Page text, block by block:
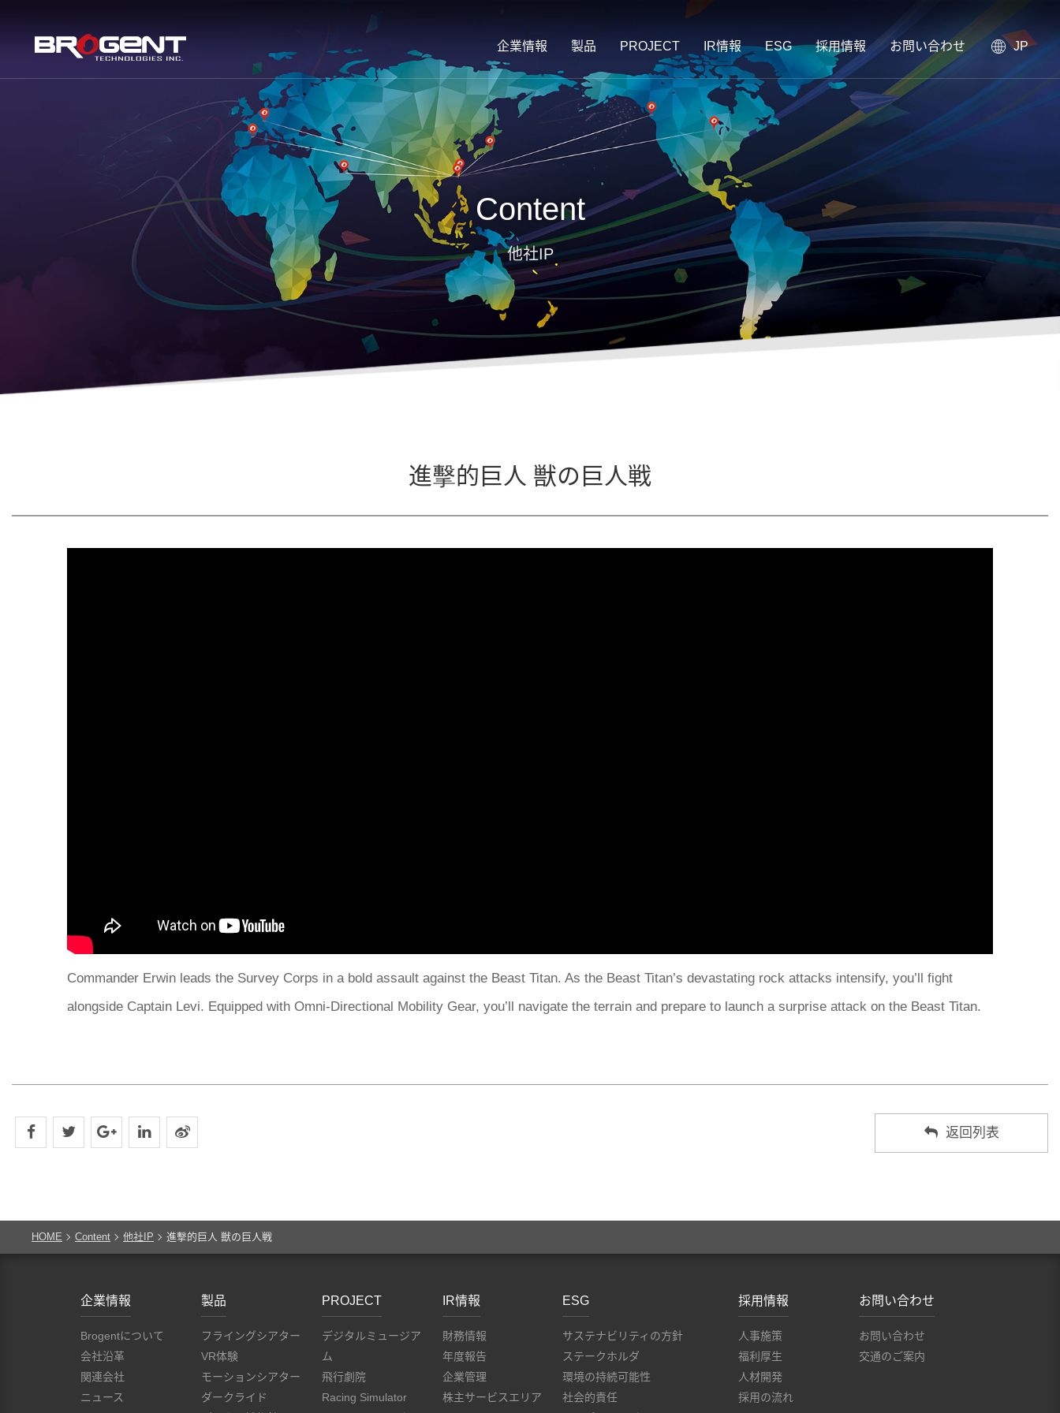
JP
企業情報 製品 PROJECT IR情報 ESG 採用情報 お問い合わせ
Content
他社IP
進擊的巨人 獣の巨人戦
Commander Erwin leads the Survey Corps in a bold assault against the Beast Titan. As the Beast Titan’s devastating rock attacks intensify, you’ll fight
alongside Captain Levi. Equipped with Omni-Directional Mobility Gear, you’ll navigate the terrain and prepare to launch a surprise attack on the Beast Titan.​
返回列表
HOME Content 他社IP 進擊的巨人 獣の巨人戦
企業情報
Brogentについて
会社沿革
関連会社
ニュース
製品
フライングシアター
VR体験
モーションシアター
ダークライド
PROJECT
デジタルミュージア
ム
飛行劇院
Racing Simulator
IR情報
財務情報
年度報告
企業管理
株主サービスエリア
ESG
サステナビリティの方針
ステークホルダ
環境の持続可能性
社会的責任
採用情報
人事施策
福利厚生
人材開発
採用の流れ
お問い合わせ
お問い合わせ
交通のご案内